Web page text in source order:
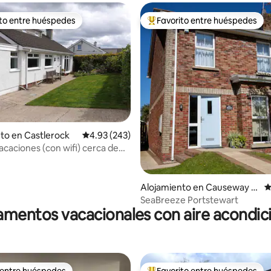
de 5, 138 reseñas
huéspedes preferido
entre huéspedes
en Castlerock Calificación promedio: 4.93 de 5, 243 reseñas
4.93 (243)
(con wifi) cerca de
Favorito entre huéspedes
Favorito entre huéspedes
Alojamiento en Causeway C
oast and Glens
SeaBreeze Portstewart
vacacionales con aire